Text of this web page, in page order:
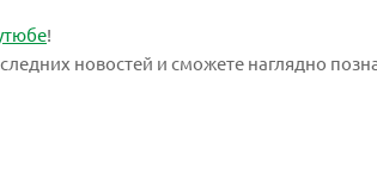
!
новостей и сможете наглядно